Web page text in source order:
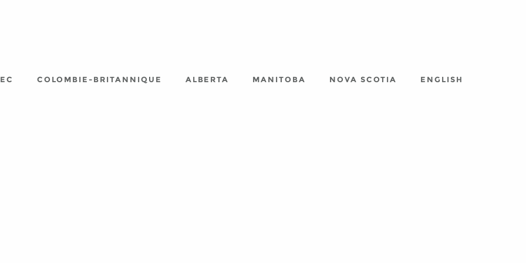
COLOMBIE-BRITANNIQUE ALBERTA MANITOBA NOVA SCOTIA ENGLISH